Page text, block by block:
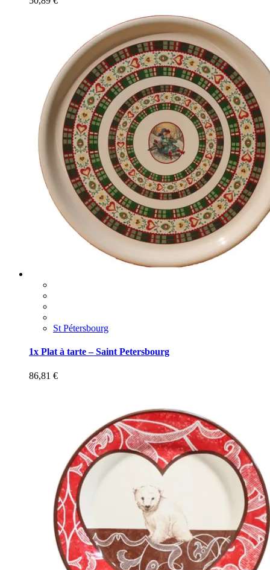
St Pétersbourg
1x Plat à tarte – Saint Petersbourg
86,81 €